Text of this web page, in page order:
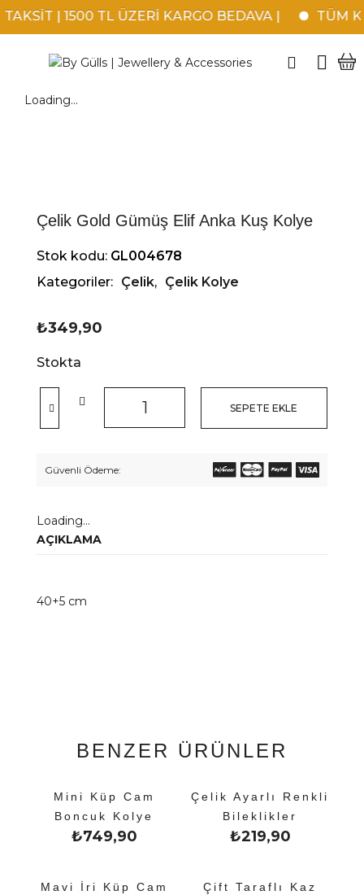
| 1500 TL ÜZERİ KARGO BEDAVA | TÜM
Loading...
Çelik Gold Gümüş Elif Anka Kuş Kolye
Stok kodu: GL004678
Kategoriler: Çelik, Çelik Kolye
₺349,90
Stokta
SEPETE EKLE
Güvenli Ödeme:
Loading...
AÇIKLAMA
40+5 cm
BENZER ÜRÜNLER
Mini Küp Cam
Boncuk Kolye
₺749,90
Çelik Ayarlı Renkli
Bileklikler
₺219,90
Mavi İri Küp Cam
Çift Taraflı Kaz